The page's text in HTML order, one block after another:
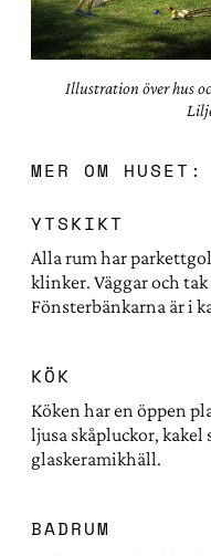
Illustration över hus
MER OM HUSET:
YTSKIKT
Alla rum har
klinker. Väggar och
Fönsterbänkarna är i
KÖK
Köken har en öppen
ljusa skåpluckor, kakel
glaskeramikhäll.
BADRUM